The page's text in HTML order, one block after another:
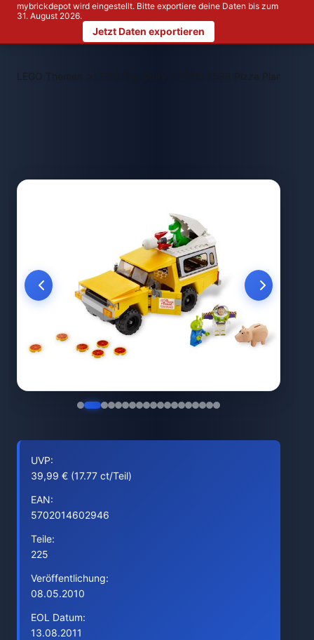
mybrickdepot wird eingestellt. Bitte exportiere deine Daten bis zum
31. August 2026.
Jetzt Daten exportieren
LEGO Themen > LEGO 7598 Pizza Planet
UVP:
39,99 € (17.77 ct/Teil)
EAN:
5702014602946
Teile:
225
Veröffentlichung:
08.05.2010
EOL Datum:
13.08.2011